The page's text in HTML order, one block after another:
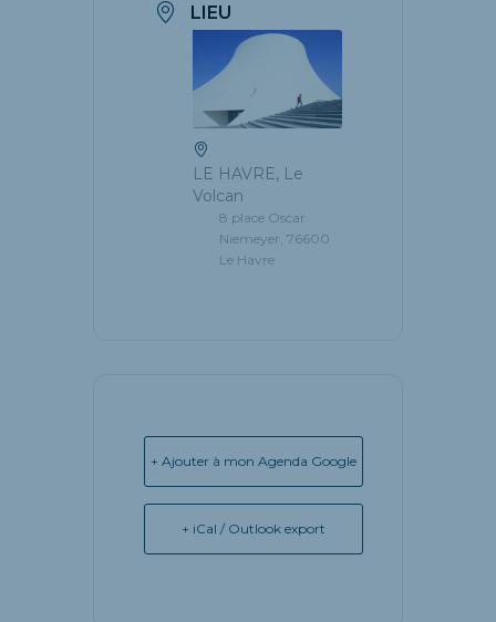
LIEU
LE HAVRE, Le
Volcan
8 place Oscar
Niemeyer, 76600
Le Havre
+ Ajouter à mon Agenda Google
+ iCal / Outlook export